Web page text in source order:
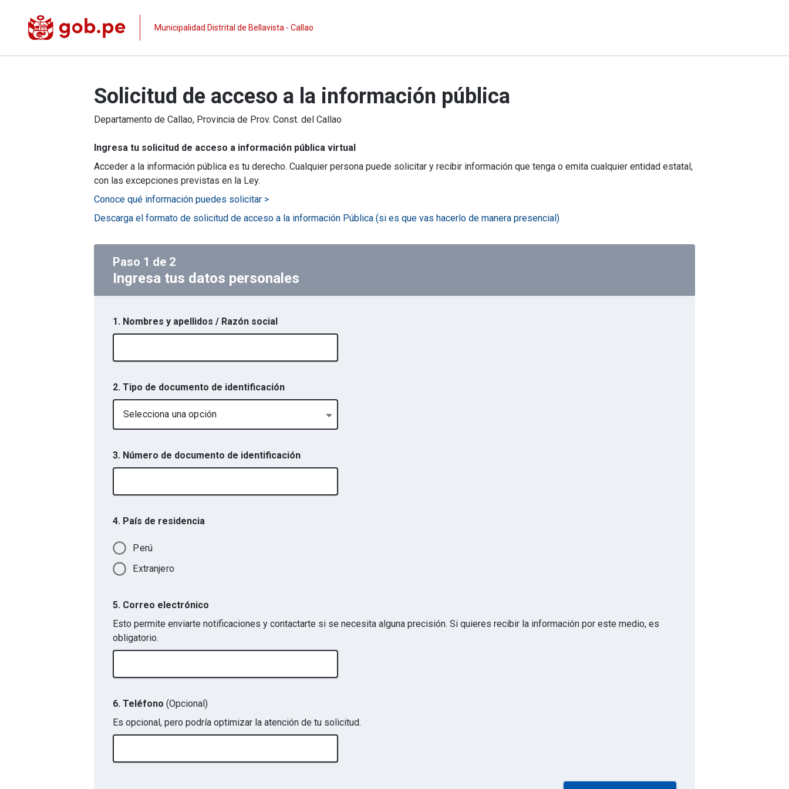
Municipalidad Distrital de Bellavista - Callao
Solicitud de acceso a la información pública
Departamento de Callao, Provincia de Prov. Const. del Callao
Ingresa tu solicitud de acceso a información pública virtual
Acceder a la información pública es tu derecho. Cualquier persona puede solicitar y recibir información que tenga o emita cualquier entidad estatal,
con las excepciones previstas en la Ley.
Conoce qué información puedes solicitar >
Descarga el formato de solicitud de acceso a la información Pública (si es que vas hacerlo de manera presencial)
Paso 1 de 2
Ingresa tus datos personales
1. Nombres y apellidos / Razón social
2. Tipo de documento de identificación
Selecciona una opción
3. Número de documento de identificación
4. País de residencia
Perú
Extranjero
5. Correo electrónico
Esto permite enviarte notificaciones y contactarte si se necesita alguna precisión. Si quieres recibir la información por este medio, es
obligatorio.
6. Teléfono (Opcional)
Es opcional, pero podría optimizar la atención de tu solicitud.